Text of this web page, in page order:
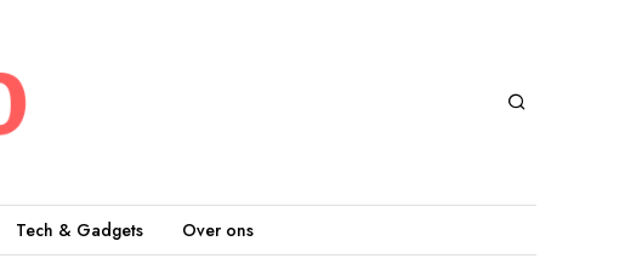
Tech & Gadgets Over ons